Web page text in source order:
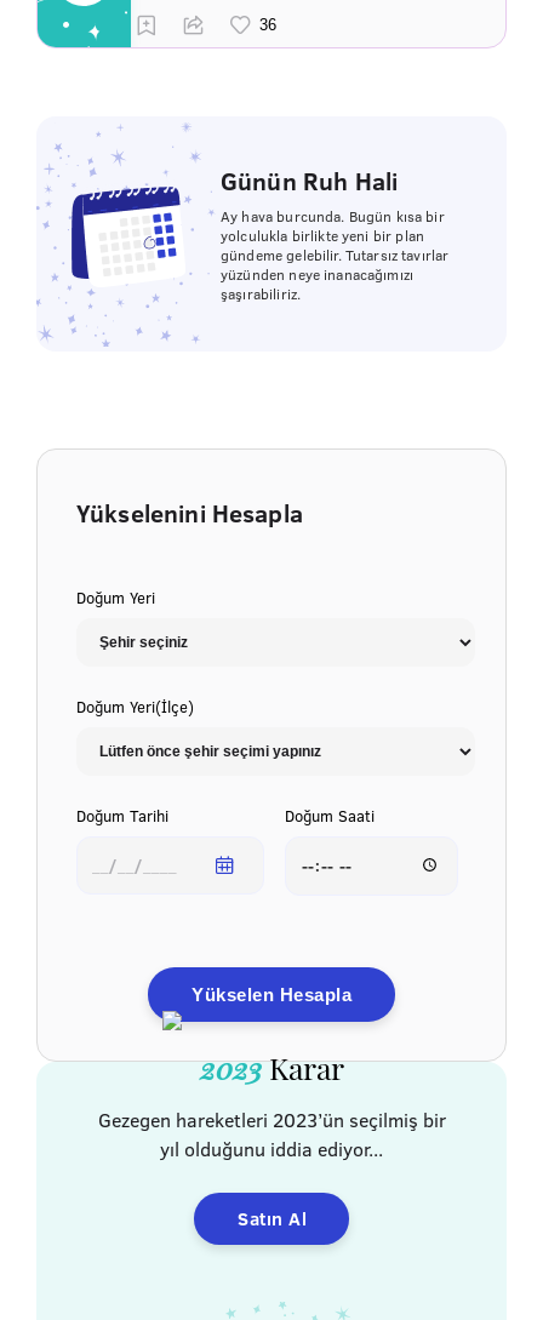
Günün Ruh Hali
Ay hava burcunda. Bugün kısa bir
yolculukla birlikte yeni bir plan
gündeme gelebilir. Tutarsız tavırlar
yüzünden neye inanacağımızı
şaşırabiliriz.
Yükselenini Hesapla
Doğum Yeri
Doğum Yeri(İlçe)
Doğum Tarihi Doğum Saati
Yükselen Hesapla
2023Karar
Gezegen hareketleri 2023’ün seçilmiş bir
yıl olduğunu iddia ediyor...
Satın Al